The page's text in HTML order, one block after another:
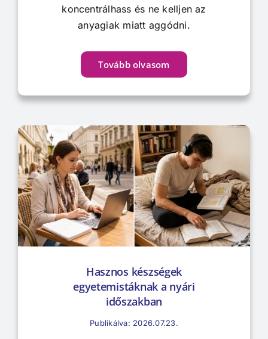
koncentrálhass és ne kelljen az
anyagiak miatt aggódni.
Tovább olvasom
Hasznos készségek
egyetemistáknak a nyári
időszakban
Publikálva: 2026.07.23.